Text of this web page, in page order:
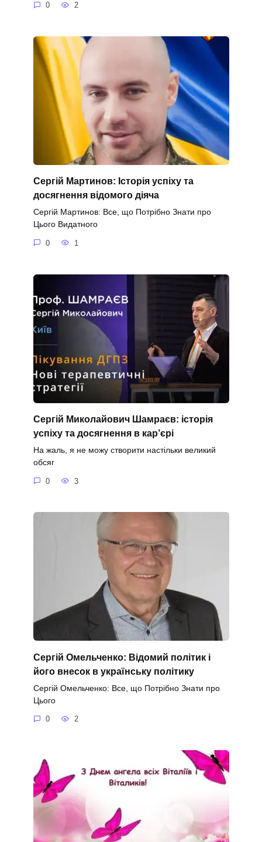
0 2
Сергій Мартинов: Історія успіху та
досягнення відомого діяча
Сергій Мартинов: Все, що Потрібно Знати про
Цього Видатного
0 1
Сергій Миколайович Шамраєв: історія
успіху та досягнення в кар’єрі
На жаль, я не можу створити настільки великий
обсяг
0 3
Сергій Омельченко: Відомий політик і
його внесок в українську політику
Сергій Омельченко: Все, що Потрібно Знати про
Цього
0 2